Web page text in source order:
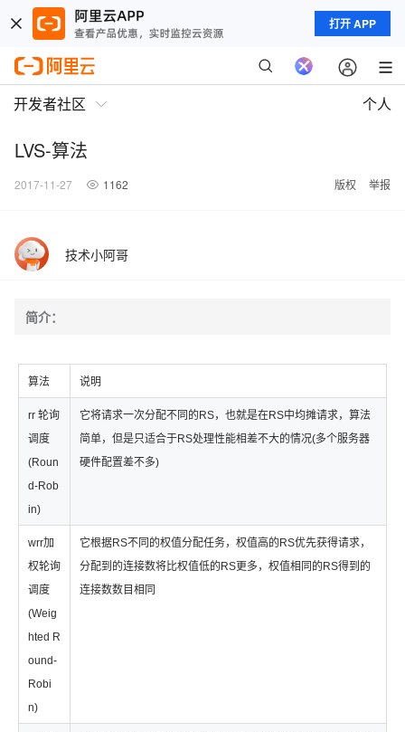
打开 APP
开发者社区 个人
LVS-算法
2017-11-27 1162 版权 举报
技术小阿哥
简介：
算法 说明
rr 轮询
调度
(Roun
d-Rob
in)
它将请求一次分配不同的RS，也就是在RS中均摊请求，算法
简单，但是只适合于RS处理性能相差不大的情况(多个服务器
硬件配置差不多)
wrr加
权轮询
调度
(Weig
hted R
ound-
Robi
n)
它根据RS不同的权值分配任务，权值高的RS优先获得请求，
分配到的连接数将比权值低的RS更多，权值相同的RS得到的
连接数数目相同